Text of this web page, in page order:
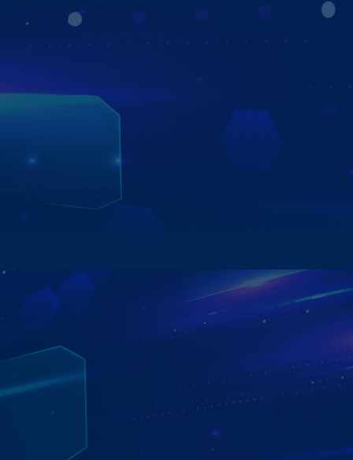
nghiệm vượt đỉnh trên xe hơi:
- Màn hình độ phân giải Full HD, hiển thị mọi hình ảnh sắc
nét và sống động hơn bao giờ hết.
- Công nghệ AI KIKI - Điều khiển mọi tác vụ bằng giọng
xe như Tesla, Toyota…sử dụng giúp sản phẩm hoạt động